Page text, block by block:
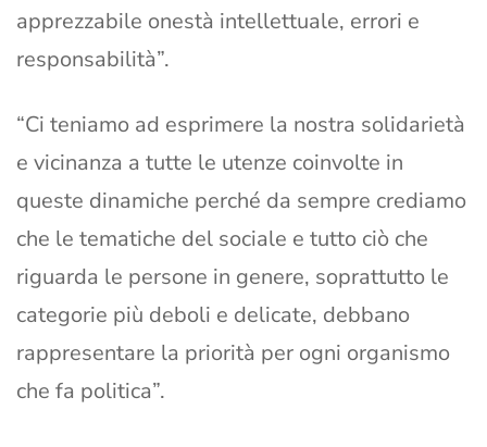
apprezzabile onestà intellettuale, errori e
responsabilità”.
“Ci teniamo ad esprimere la nostra solidarietà
e vicinanza a tutte le utenze coinvolte in
queste dinamiche perché da sempre crediamo
che le tematiche del sociale e tutto ciò che
riguarda le persone in genere, soprattutto le
categorie più deboli e delicate, debbano
rappresentare la priorità per ogni organismo
che fa politica”.